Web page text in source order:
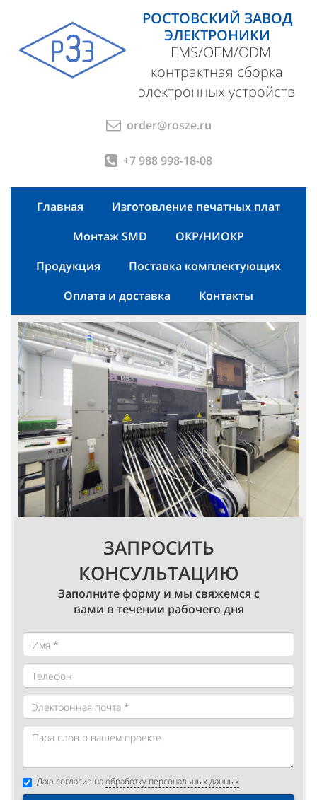
РОСТОВСКИЙ ЗАВОД
ЭЛЕКТРОНИКИ
EMS/OEM/ODM
контрактная сборка
электронных устройств
order@rosze.ru
+7 988 998-18-08
Главная
Изготовление печатных плат
Монтаж SMD
ОКР/НИОКР
Продукция
Поставка комплектующих
Оплата и доставка
Контакты
ЗАПРОСИТЬ
КОНСУЛЬТАЦИЮ
Заполните форму и мы свяжемся с
вами в течении рабочего дня
Даю согласие наобработку персональных данных